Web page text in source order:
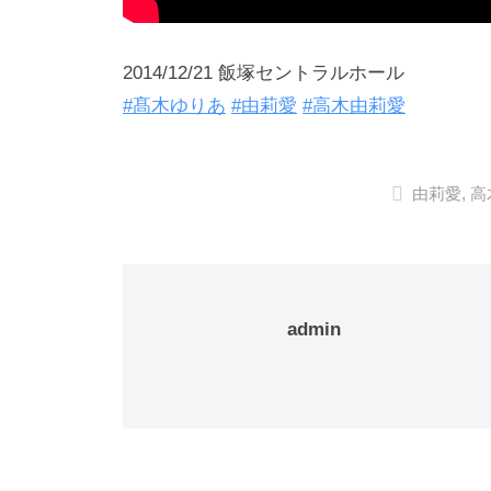
2014/12/21 飯塚セントラルホール
#髙木ゆりあ #由莉愛 #高木由莉愛
由莉愛, 高
admin